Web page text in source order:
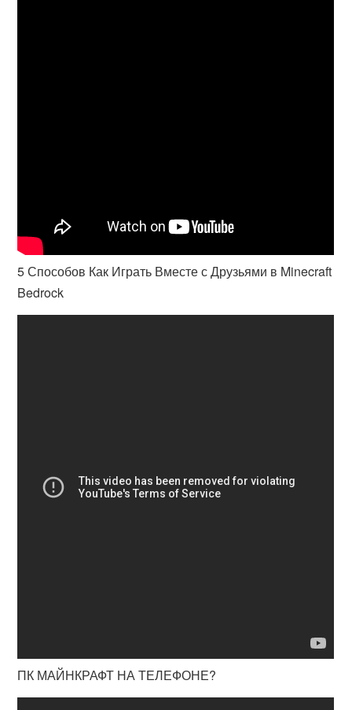
5 Способов Как Играть Вместе с Друзьями в Minecraft
Bedrock
ПК МАЙНКРАФТ НА ТЕЛЕФОНЕ?